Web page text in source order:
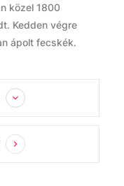
közel 1800
Kedden végre
ápolt fecskék.